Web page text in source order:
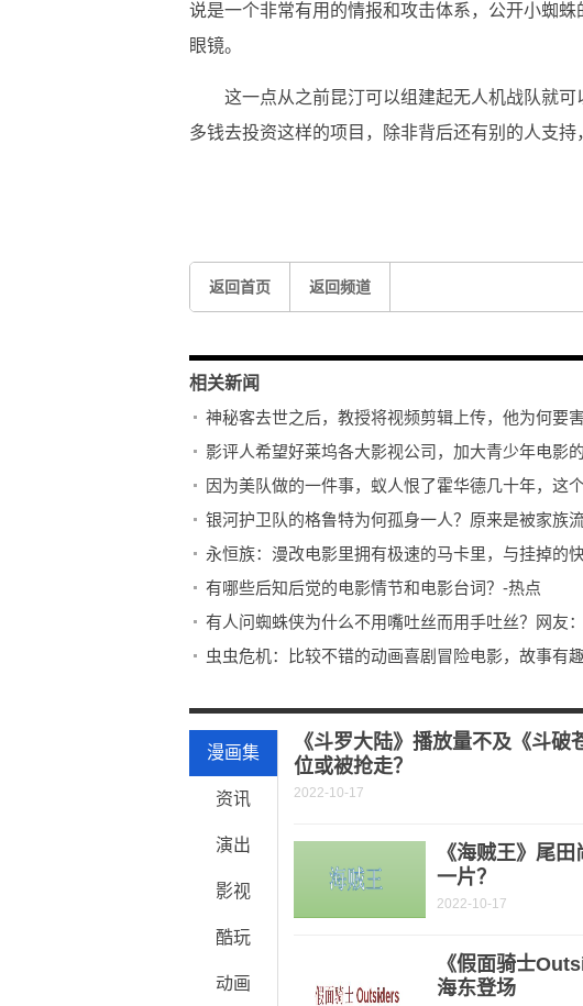
说是一个非常有用的情报和攻击体系，公开小蜘
眼镜。
这一点从之前昆汀可以组建起无人机战队就
多钱去投资这样的项目，除非背后还有别的人支持
返回首页 返回频道
相关新闻
神秘客去世之后，教授将视频剪辑上传，他为何要害
影评人希望好莱坞各大影视公司，加大青少年电影
因为美队做的一件事，蚁人恨了霍华德几十年，这
银河护卫队的格鲁特为何孤身一人？原来是被家族
永恒族：漫改电影里拥有极速的马卡里，与挂掉的
有哪些后知后觉的电影情节和电影台词？-热点
有人问蜘蛛侠为什么不用嘴吐丝而用手吐丝？网友：
虫虫危机：比较不错的动画喜剧冒险电影，故事有
漫画集
资讯
演出
影视
酷玩
动画
《斗罗大陆》播放量不及《斗破
位或被抢走？
2022-10-17
《海贼王》尾
一片？
2022-10-17
《假面骑士
海东登场